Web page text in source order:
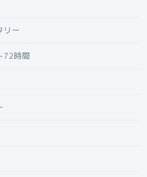
リー
72時間